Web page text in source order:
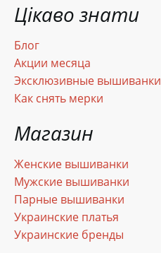
Цікаво знати
Блог
Акции месяца
Эксклюзивные вышиванки
Как снять мерки
Магазин
Женские вышиванки
Мужские вышиванки
Парные вышиванки
Украинские платья
Украинские бренды